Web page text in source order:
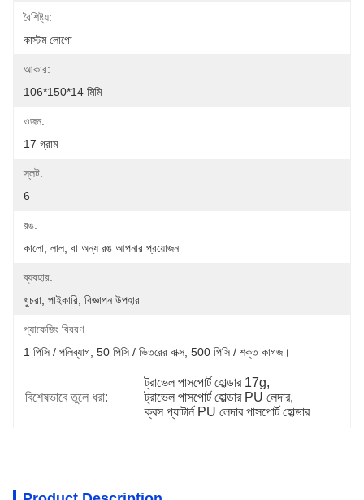
বৈশিষ্ট্য:
কাস্টম লোগো
আকার:
106*150*14 মিমি
ওজন:
17 গ্রাম
স্লট:
6
রঙ:
কালো, লাল, বা অন্য রঙ আপনার প্রয়োজন
ব্যবহার:
খুচরা, পাইকারি, বিজ্ঞাপন উপহার
প্যাকেজিং বিবরণ:
1 পিসি / পলিব্যাগ, 50 পিসি / ভিতরের বাক্স, 500 পিসি / শক্ত কাগজ।
বিশেষভাবে তুলে ধরা:
ট্রাভেল পাসপোর্ট হোল্ডার 17g,
ট্রাভেল পাসপোর্ট হোল্ডার PU লেদার,
ক্রস প্যাটার্ন PU লেদার পাসপোর্ট হোল্ডার